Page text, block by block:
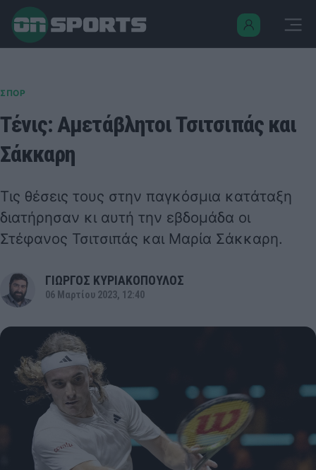
ΣΠΟΡ
Τένις: Αμετάβλητοι Τσιτσιπάς και
Σάκκαρη
Τις θέσεις τους στην παγκόσμια κατάταξη
διατήρησαν κι αυτή την εβδομάδα οι
Στέφανος Τσιτσιπάς και Μαρία Σάκκαρη.
ΓΙΩΡΓΟΣ ΚΥΡΙΑΚΟΠΟΥΛΟΣ
06 Μαρτίου 2023, 12:40